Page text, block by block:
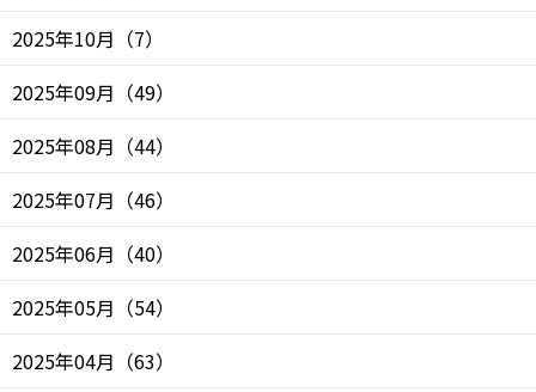
2025年10月 （7）
2025年09月 （49）
2025年08月 （44）
2025年07月 （46）
2025年06月 （40）
2025年05月 （54）
2025年04月 （63）